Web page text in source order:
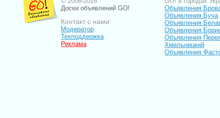
Доски объявлений GO!
Контакт с нами:
Модератор
Техподдержка
Реклама
Объявления
Объявления Буча
Объявления
Объявления
Объявления
Хмельницкий
Объявления